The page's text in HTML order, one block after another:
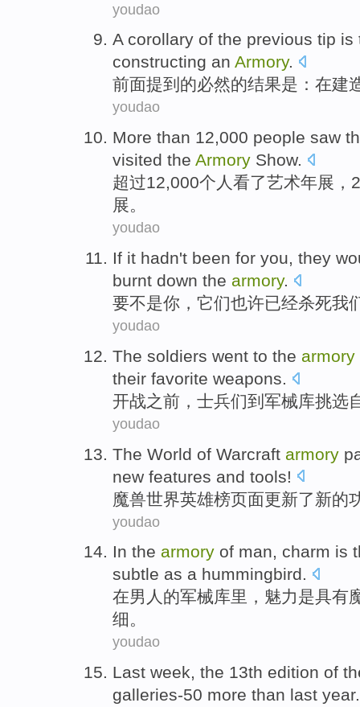
youdao
A corollary of the previous tip is
constructing an Armory.
前面提到 的必然的结果是 ：在建
youdao
More than 12,000 people saw
visited the Armory Show.
超过12,000个人 看了艺术年展
展。
youdao
If it hadn't been for you, they
burnt down the armory.
要不是你 ， 它们也许已经杀死我
youdao
The soldiers went to the armory
their favorite weapons.
开战之前 ， 士兵们到 军械库挑选
youdao
The World of Warcraft armory
new features and tools!
魔兽世界英雄榜页面更新了新的
youdao
In the armory of man, charm is
subtle as a hummingbird.
在男人 的军械库里 ， 魅力是具有
细。
youdao
Last week, the 13th edition of
galleries-50 more than last year.